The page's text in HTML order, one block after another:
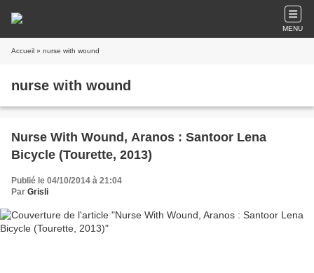
MENU
Accueil » nurse with wound
nurse with wound
Nurse With Wound, Aranos : Santoor Lena
Bicycle (Tourette, 2013)
Publié le 04/10/2014 à 21:04
Par Grisli